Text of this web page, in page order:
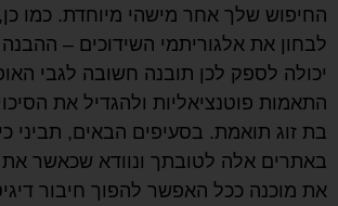
החיפוש שלך אחר מישהי מיוחדת. כמו
לבחון את אלגוריתמי השידוכים –
יכולה לספק לכן תובנה חשובה לגבי
התאמות פוטנציאליות ולהגדיל את
בת זוג תואמת. בסעיפים הבאים, תביני
באתרים אלה לטובתך ונוודא שכאשר
את מוכנה ככל האפשר להפוך חיבור